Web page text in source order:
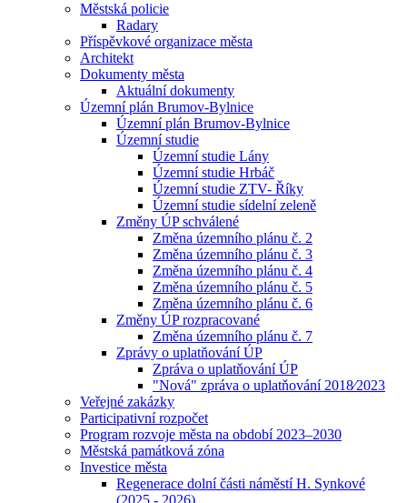
Městská policie
Radary
Příspěvkové organizace města
Architekt
Dokumenty města
Aktuální dokumenty
Územní plán Brumov-Bylnice
Územní plán Brumov-Bylnice
Územní studie
Územní studie Lány
Územní studie Hrbáč
Územní studie ZTV- Říky
Územní studie sídelní zeleně
Změny ÚP schválené
Změna územního plánu č. 2
Změna územního plánu č. 3
Změna územního plánu č. 4
Změna územního plánu č. 5
Změna územního plánu č. 6
Změny ÚP rozpracované
Změna územního plánu č. 7
Zprávy o uplatňování ÚP
Zpráva o uplatňování ÚP
"Nová" zpráva o uplatňování 2018⁄2023
Veřejné zakázky
Participativní rozpočet
Program rozvoje města na období 2023–2030
Městská památková zóna
Investice města
Regenerace dolní části náměstí H. Synkové
(2025 - 2026)